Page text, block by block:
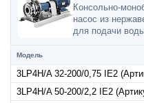
Консольно-
насос из
для подачи
Модель